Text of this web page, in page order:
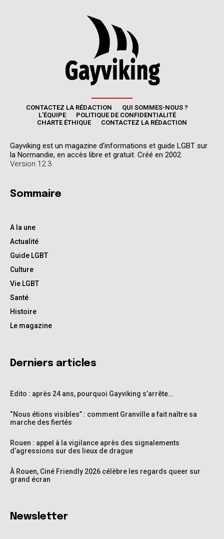
CONTACTEZ LA RÉDACTION
QUI SOMMES-NOUS ?
L’ÉQUIPE
POLITIQUE DE CONFIDENTIALITÉ
CHARTE ÉTHIQUE
CONTACTEZ LA RÉDACTION
Gayviking est un magazine d'informations et guide LGBT sur
la Normandie, en accès libre et gratuit. Créé en 2002.
Version 12.3
Sommaire
A la une
Actualité
Guide LGBT
Culture
Vie LGBT
Santé
Histoire
Le magazine
Derniers articles
Edito : après 24 ans, pourquoi Gayviking s’arrête…
“Nous étions visibles” : comment Granville a fait naître sa
marche des fiertés
Rouen : appel à la vigilance après des signalements
d’agressions sur des lieux de drague
À Rouen, Ciné Friendly 2026 célèbre les regards queer sur
grand écran
Newsletter